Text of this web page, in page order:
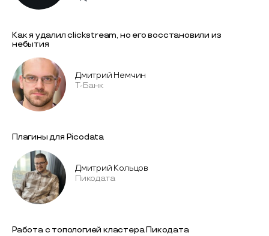
Как я удалил clickstream, но его восстановили из
небытия
Дмитрий Немчин
Т-Банк
Плагины для Picodata
Дмитрий Кольцов
Пикодата
Работа с топологией кластера Пикодата